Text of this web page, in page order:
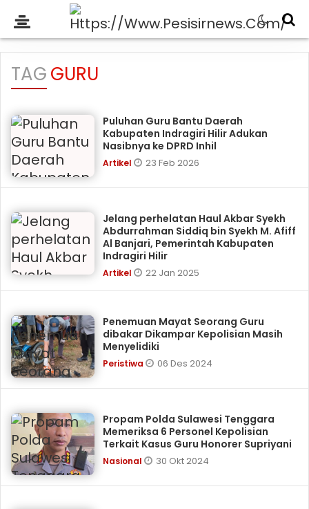
TAGGURU
Puluhan Guru Bantu Daerah
Kabupaten Indragiri Hilir Adukan
Nasibnya ke DPRD Inhil
Artikel 23 Feb 2026
Jelang perhelatan Haul Akbar Syekh
Abdurrahman Siddiq bin Syekh M. Afiff
Al Banjari, Pemerintah Kabupaten
Indragiri Hilir
Artikel 22 Jan 2025
Penemuan Mayat Seorang Guru
dibakar Dikampar Kepolisian Masih
Menyelidiki
Peristiwa 06 Des 2024
Propam Polda Sulawesi Tenggara
Memeriksa 6 Personel Kepolisian
Terkait Kasus Guru Honorer Supriyani
Nasional 30 Okt 2024